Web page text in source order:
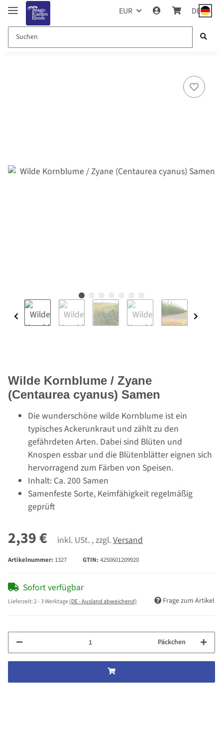
EUR DE
Wilde Kornblume / Zyane
(Centaurea cyanus) Samen
Die wunderschöne wilde Kornblume ist ein
typisches Ackerunkraut und zählt zu den
gefährdeten Arten. Dabei sind Blüten und
Knospen essbar und die Blütenblätter eignen sich
hervorragend zum Färben von Speisen.
Inhalt: Ca. 200 Samen
Samenfeste Sorte, Keimfähigkeit regelmäßig
geprüft
2,39 € inkl. USt. , zzgl. Versand
Artikelnummer: 1327 GTIN: 4250601209920
Sofort verfügbar
Lieferzeit:2 - 3 Werktage(DE - Ausland abweichend) Frage zum Artikel
Päckchen